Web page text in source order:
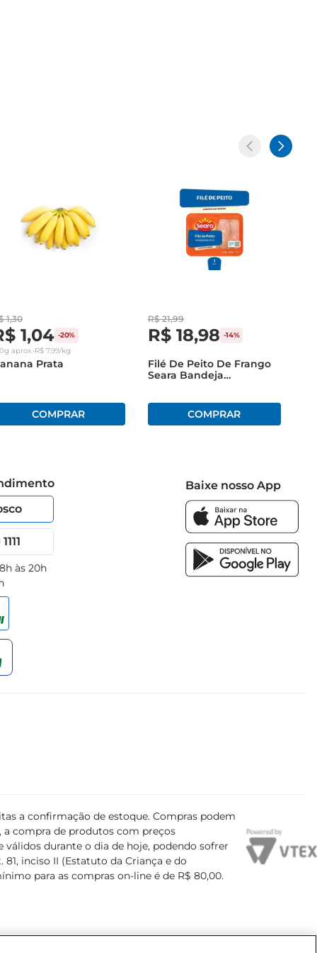
1,30
1,04 -20%
aprox.•R$ 7,99/kg
Prata
R$ 21,99
R$ 18,98 -14%
Filé De Peito De Frango
Seara Bandeja
às 20h
Baixe nosso App
a confirmação de estoque. Compras podem
a compra de produtos com preços
durante o dia de hoje, podendo sofrer
inciso II (Estatuto da Criança e do
para as compras on-line é de R$ 80,00.